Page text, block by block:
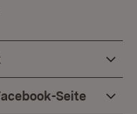
Seite